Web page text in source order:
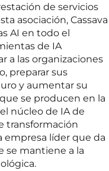
de servicios
asociación, Cassava
AI en todo el
de IA
a las organizaciones
preparar sus
y aumentar su
se producen en la
núcleo de IA de
transformación
empresa líder que da
se mantiene a la